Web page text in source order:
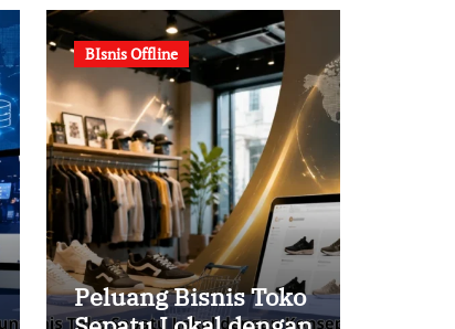
BIsnis Offline
Peluang Bisnis Toko